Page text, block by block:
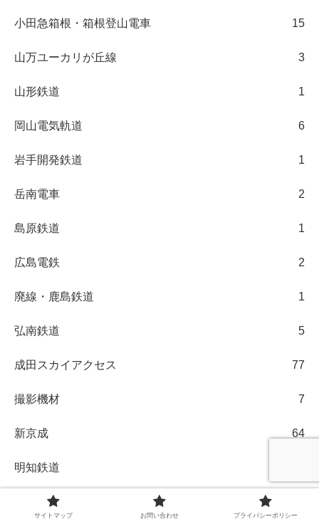
小田急箱根・箱根登山電車 15
山万ユーカリが丘線 3
山形鉄道 1
岡山電気軌道 6
岩手開発鉄道 1
岳南電車 2
島原鉄道 1
広島電鉄 2
廃線・鹿島鉄道 1
弘南鉄道 5
成田スカイアクセス 77
撮影機材 7
新京成 64
明知鉄道
智頭急行
サイトマップ お問い合わせ プライバシーポリシー